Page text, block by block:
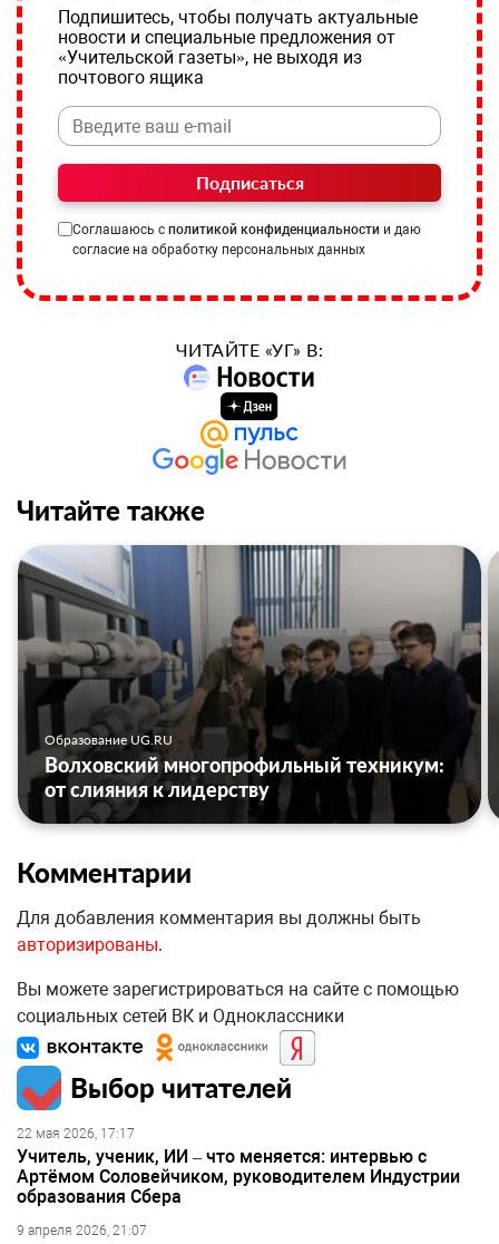
Подпишитесь, чтобы получать актуальные
новости и специальные предложения от
«Учительской газеты», не выходя из
почтового ящика
Подписаться
Соглашаюсь с политикой конфиденциальности и даю
согласие на обработку персональных данных
ЧИТАЙТЕ «УГ» В:
Читайте также
Образование UG.RU
Волховский многопрофильный техникум:
от слияния к лидерству
Комментарии
Для добавления комментария вы должны быть
авторизированы.
Вы можете зарегистрироваться на сайте с помощью
социальных сетей ВК и Одноклассники
Выбор читателей
22 мая 2026, 17:17
Учитель, ученик, ИИ – что меняется: интервью с
Артёмом Соловейчиком, руководителем Индустрии
образования Сбера
9 апреля 2026, 21:07